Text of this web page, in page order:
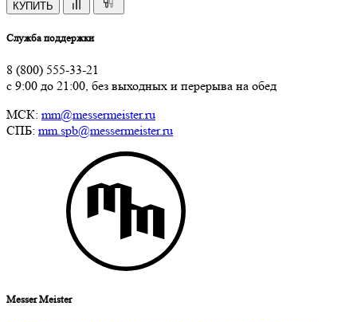
КУПИТЬ
Служба поддержки
8 (800) 555-33-21
с 9:00 до 21:00, без выходных и перерыва на обед
МСК: mm@messermeister.ru
СПБ: mm.spb@messermeister.ru
Messer Meister